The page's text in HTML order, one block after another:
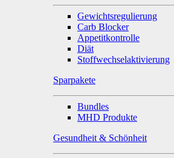
Gewichtsregulierung
Carb Blocker
Appetitkontrolle
Diät
Stoffwechselaktivierung
Sparpakete
Bundles
MHD Produkte
Gesundheit & Schönheit